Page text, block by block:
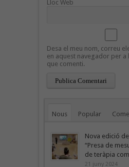
Lloc Web
Desa el meu nom, correu
en aquest navegador per
que comenti.
Nous Popular
Nova edició
“Presa de
de teràpia
21 juny 2024